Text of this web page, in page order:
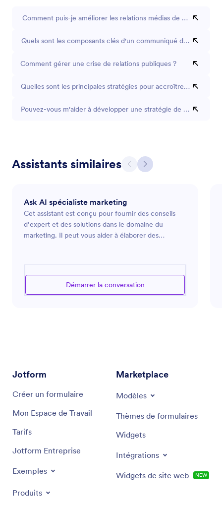
Comment puis-je améliorer les relations médias de mon
Quels sont les composants clés d'un communiqué de presse
Comment gérer une crise de relations publiques ?
Quelles sont les principales stratégies pour accroître la visibilité
Pouvez-vous m'aider à développer une stratégie de médias
Assistants similaires
Ask AI spécialiste marketing
Cet assistant est conçu pour fournir des conseils
d’expert et des solutions dans le domaine du
marketing. Il peut vous aider à élaborer des
renforcer la présence en ligne de votre marque ou
recherchiez des moyens d’engager votre audience
Démarrer la conversation
Jotform
Créer un formulaire
Mon Espace de Travail
Tarifs
Jotform Entreprise
Exemples
Produits
Marketplace
Modèles
Thèmes de formulaires
Widgets
Intégrations
Widgets de site web NEW